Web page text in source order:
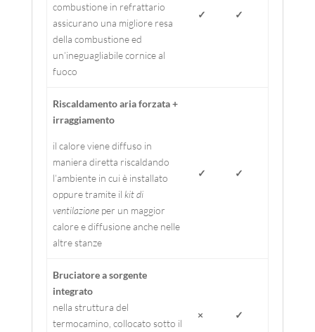
combustione in refrattario
assicurano una migliore resa
della combustione ed
un’ineguagliabile cornice al
fuoco
✓ ✓
Riscaldamento aria forzata +
irraggiamento
il calore viene diffuso in
maniera diretta riscaldando
l’ambiente in cui è installato
oppure tramite il kit di
ventilazione per un maggior
calore e diffusione anche nelle
altre stanze
✓ ✓
Bruciatore a sorgente
integrato
nella struttura del
termocamino, collocato sotto il
× ✓